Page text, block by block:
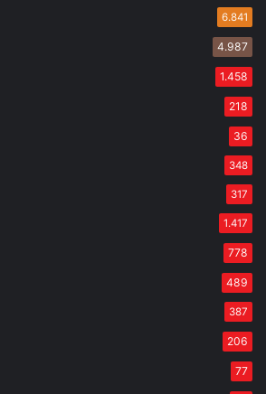
6.841
4.987
1.458
218
36
348
317
1.417
778
489
387
206
77